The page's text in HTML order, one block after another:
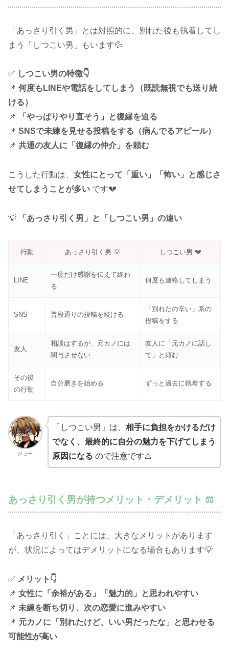
「あっさり引く男」とは対照的に、別れた後も執着してし
まう「しつこい男」もいます💦
✅ しつこい男の特徴👇
📌 何度もLINEや電話をしてしまう（既読無視でも送り続
ける）
📌
「やっぱりやり直そう」と復縁を迫る
📌 SNSで未練を見せる投稿をする（病んでるアピール）
📌 共通の友人に「復縁の仲介」を頼む
こうした行動は、 女性にとって「重い」「怖い」と感じさ
せてしまうことが多い です💔
💡 「あっさり引く男」と「しつこい男」の違い
行動 あっさり引く男 💡 しつこい男 💔
LINE
一度だけ感謝を伝えて終わ
る
何度も連絡してしまう
SNS 普段通りの投稿を続ける
「別れたの辛い」系の
投稿をする
友人
相談はするが、元カノには
関与させない
友人に「元カノに話し
て」と頼む
その後
の行動
自分磨きを始める ずっと過去に執着する
ジョー
「しつこい男」は、 相手に負担をかけるだけ
でなく、最終的に自分の魅力を下げてしまう
原因になる ので注意です⚠️
あっさり引く男が持つメリット・デメリット ⚖️
「あっさり引く」ことには、大きなメリットがあります
が、状況によってはデメリットになる場合もあります💡
✅ メリット👇
📌 女性に「余裕がある」「魅力的」と思われやすい
📌 未練を断ち切り、次の恋愛に進みやすい
📌 元カノに「別れたけど、いい男だったな」と思わせる
可能性が高い